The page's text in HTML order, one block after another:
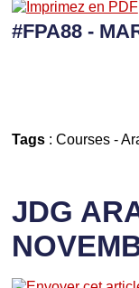
#FPA88 -
Tags: Courses-
JDG